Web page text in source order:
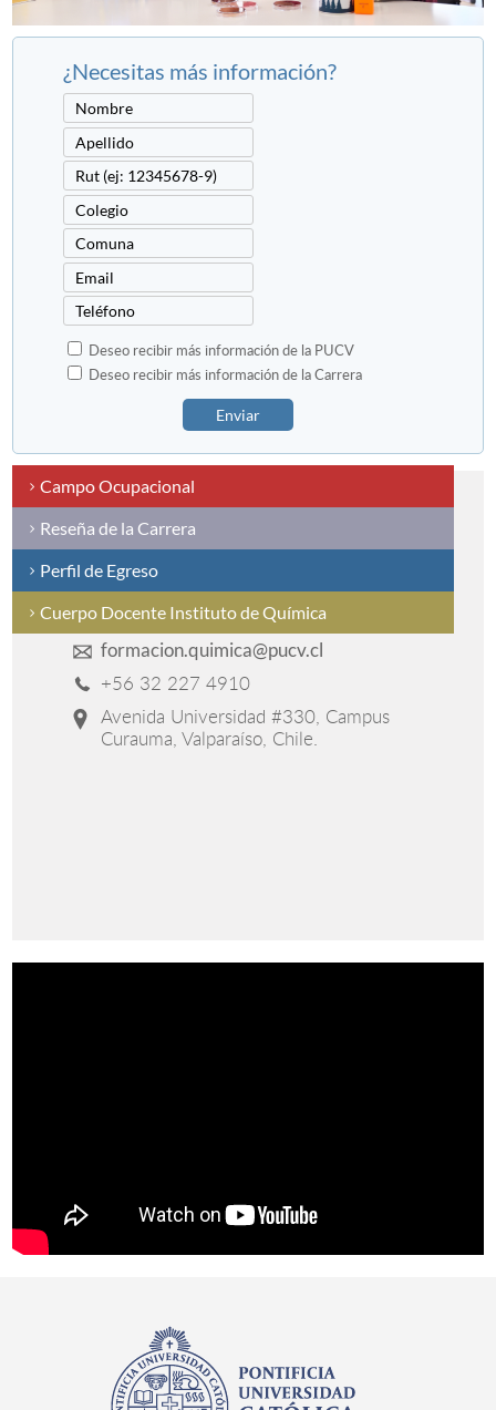
¿Necesitas más información?
Deseo recibir más información de la PUCV
Deseo recibir más información de la Carrera
Enviar
Campo Ocupacional
Reseña de la Carrera
Perfil de Egreso
Cuerpo Docente Instituto de Química
formacion.quimica@pucv.cl
+56 32 227 4910
Avenida Universidad #330, Campus
Curauma, Valparaíso, Chile.